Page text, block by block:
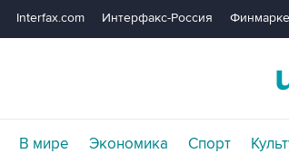
Interfax.com Интерфакс-Россия
В мире Экономика Спорт